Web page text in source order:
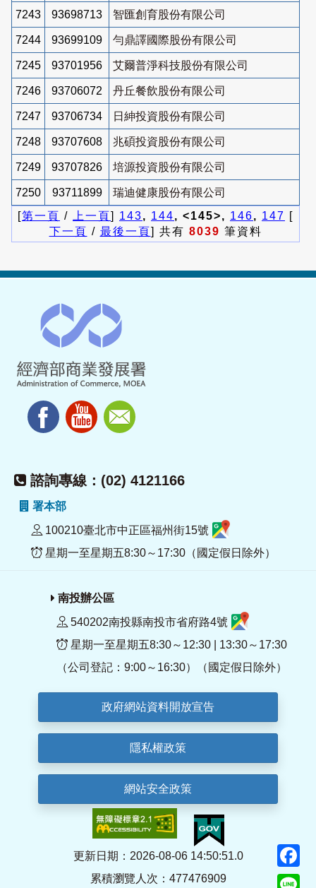
7243 93698713 智匯創育股份有限公司
7244 93699109 勻鼎譯國際股份有限公司
7245 93701956 艾爾普淨科技股份有限公司
7246 93706072 丹丘餐飲股份有限公司
7247 93706734 日紳投資股份有限公司
7248 93707608 兆碩投資股份有限公司
7249 93707826 培源投資股份有限公司
7250 93711899
瑞迪健康股份有限公司
[第一頁 / 上一頁] 143, 144, <145>, 146, 147 [
下一頁 / 最後一頁] 共有 8039 筆資料
諮詢專線：(02) 4121166
署本部
100210臺北市中正區福州街15號
星期一至星期五8:30～17:30（國定假日除外）
南投辦公區
540202南投縣南投市省府路4號
星期一至星期五8:30～12:30 | 13:30～17:30
（公司登記：9:00～16:30）（國定假日除外）
政府網站資料開放宣告
隱私權政策
網站安全政策
更新日期：2026-08-06 14:50:51.0
累積瀏覽人次：477476909